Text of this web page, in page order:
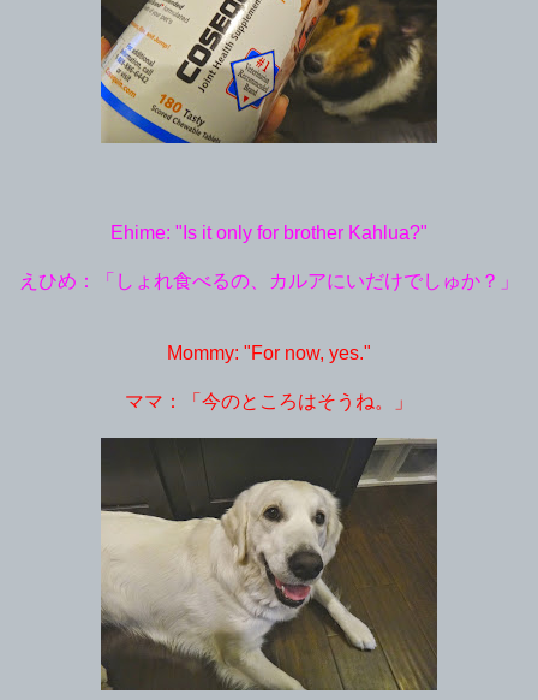
Ehime: "Is it only for brother Kahlua?"
えひめ：「しょれ食べるの、カルアにいだけでしゅか？」
Mommy: "For now, yes."
ママ：「今のところはそうね。」